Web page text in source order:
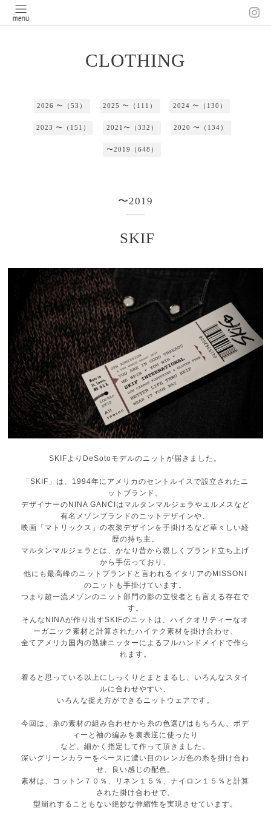
CLOTHING
2026 〜（53） 2025 〜（111） 2024 〜（130）
2023 〜（151） 2021〜（332） 2020 〜（134）
〜2019（648）
〜2019
SKIF
SKIFよりDeSotoモデルのニットが届きました。
「SKIF」は、1994年にアメリカのセントルイスで設立されたニ
ットブランド。
デザイナーのNINA GANCIはマルタンマルジェラやエルメスなど
有名メゾンブランドのニットデザインや、
映画「マトリックス」の衣装デザインを手掛けるなど華々しい経
歴の持ち主。
マルタンマルジェラとは、かなり昔から親しくブランド立ち上げ
から手伝っており、
他にも最高峰のニットブランドと言われるイタリアのMISSONI
のニットも手掛けています。
つまり超一流メゾンのニット部門の影の立役者とも言える存在で
す。
そんなNINAが作り出すSKIFのニットは、ハイクオリティーなオ
ーガニック素材と計算されたハイテク素材を掛け合わせ、
全てアメリカ国内の熟練ニッターによるフルハンドメイドで作ら
れます。
着ると思っている以上にしっくりとまとまるし、いろんなスタイ
ルに合わせやすい、
いろんな捉え方ができるニットウェアです。
今回は、糸の素材の組み合わせから糸の色選びはもちろん、ボデ
ィーと袖の編みを裏表逆に使ったり
など、細かく指定して作って頂きました。
深いグリーンカラーをベースに濃い目のレンガ色の糸を掛け合わ
せ、良い感じの配色。
素材は、コットン７０％、リネン１５％、ナイロン１５％と計算
された掛け合わせで、
型崩れすることもない絶妙な伸縮性を実現させています。